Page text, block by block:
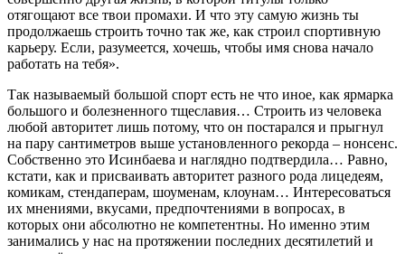
отягощают все твои промахи. И что эту самую жизнь ты
продолжаешь строить точно так же, как строил спортивную
карьеру. Если, разумеется, хочешь, чтобы имя снова начало
работать на тебя».
Так называемый большой спорт есть не что иное, как ярмарка
большого и болезненного тщеславия… Строить из человека
любой авторитет лишь потому, что он постарался и прыгнул
на пару сантиметров выше установленного рекорда – нонсенс.
Собственно это Исинбаева и наглядно подтвердила… Равно,
кстати, как и присваивать авторитет разного рода лицедеям,
комикам, стендаперам, шоуменам, клоунам… Интересоваться
их мнениями, вкусами, предпочтениями в вопросах, в
которых они абсолютно не компетентны. Но именно этим
занимались у нас на протяжении последних десятилетий и